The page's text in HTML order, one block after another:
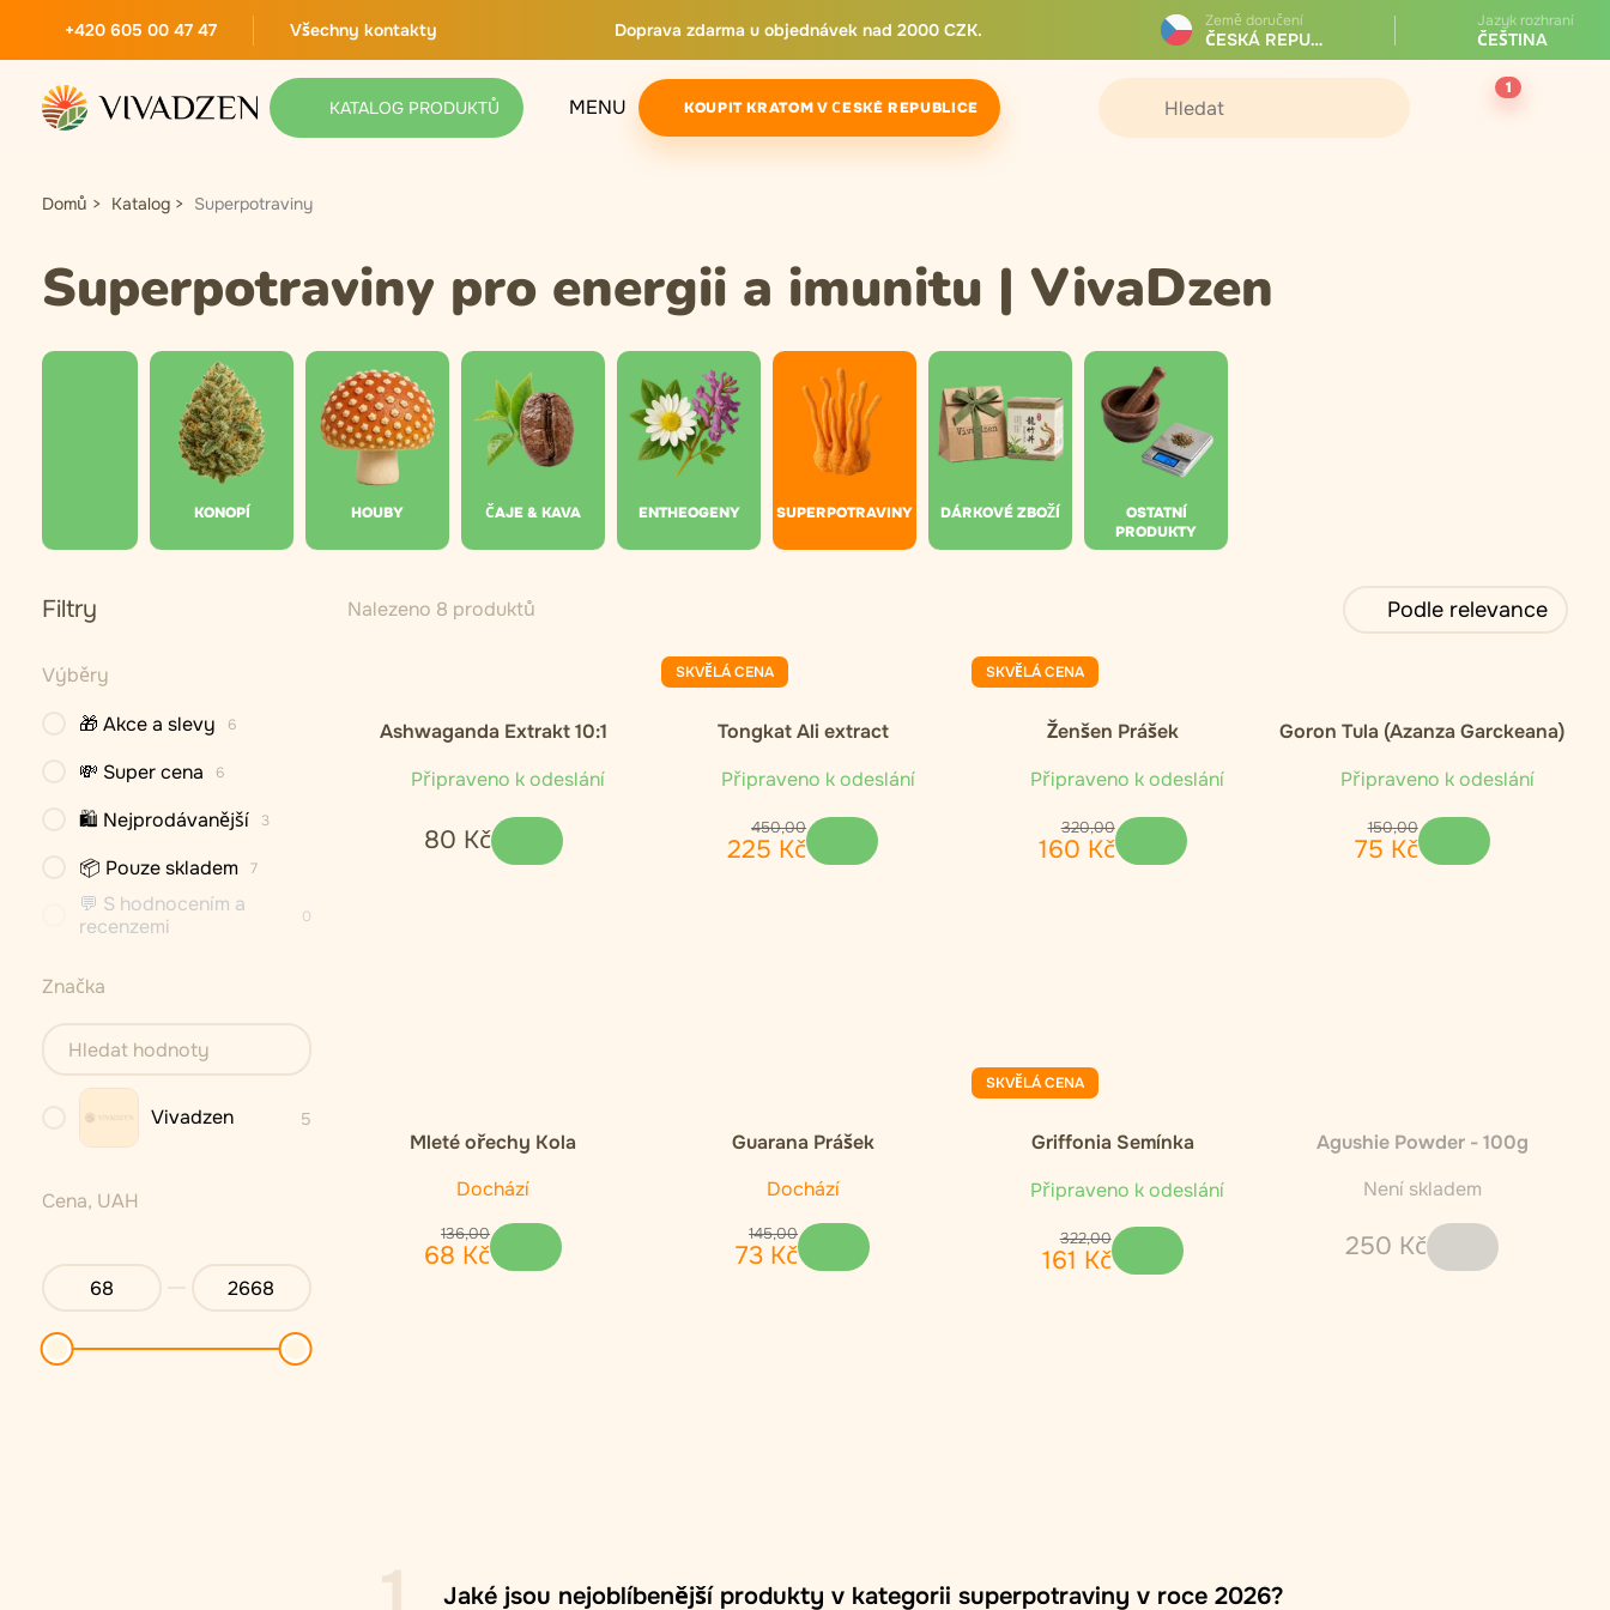
+420 605 00 47 47 Všechny kontakty Doprava zdarma u objednávek nad 2000 CZK. Země doručení
ČESKÁ REPUBLIKA
Jazyk rozhraní
ČEŠTINA
KATALOG PRODUKTŮ MENU KOUPIT KRATOM V ČESKÉ REPUBLICE
1
Domů Katalog Superpotraviny
Superpotraviny pro energii a imunitu | VivaDzen
KONOPÍ HOUBY ČAJE & KAVA ENTHEOGENY SUPERPOTRAVINY DÁRKOVÉ ZBOŽÍ
OSTATNÍ
PRODUKTY
Filtry Nalezeno 8 produktů Podle relevance
Výběry
🎁 Akce a slevy
6
💸 Super cena 6
🛍 Nejprodávanější 3
📦 Pouze skladem 7
💬 S hodnocením a
recenzemi
0
Značka
Vivadzen 5
Cena, UAH
Ashwaganda Extrakt 10:1
Připraveno k odeslání
80 Kč
SKVĚLÁ CENA
Tongkat Ali extract
Připraveno k odeslání
450,00
225 Kč
SKVĚLÁ CENA
Ženšen Prášek
Připraveno k odeslání
320,00
160 Kč
Goron Tula (Azanza Garckeana)
Připraveno k odeslání
150,00
75 Kč
Mleté ořechy Kola
Dochází
136,00
68 Kč
Guarana Prášek
Dochází
145,00
73 Kč
SKVĚLÁ CENA
Griffonia Semínka
Připraveno k odeslání
322,00
161 Kč
Agushie Powder - 100g
Není skladem
250 Kč
Jaké jsou nejoblíbenější produkty v kategorii superpotraviny v roce 2026?